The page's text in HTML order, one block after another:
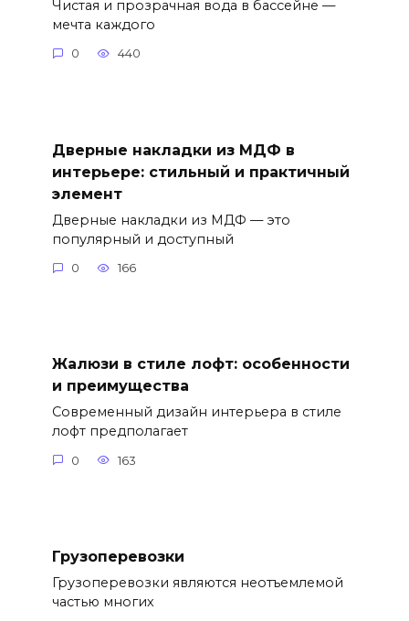
Чистая и прозрачная вода в бассейне —
мечта каждого
0 440
Дверные накладки из МДФ в
интерьере: стильный и практичный
элемент
Дверные накладки из МДФ — это
популярный и доступный
0 166
Жалюзи в стиле лофт: особенности
и преимущества
Современный дизайн интерьера в стиле
лофт предполагает
0 163
Грузоперевозки
Грузоперевозки являются неотъемлемой
частью многих